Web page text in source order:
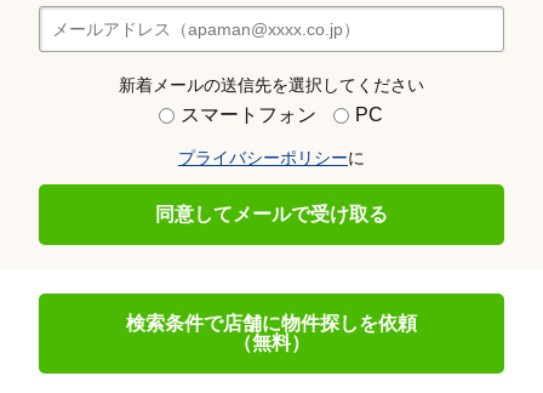
新着メールの送信先を選択してください
スマートフォン PC
プライバシーポリシーに
同意してメールで受け取る
検索条件で店舗に物件探しを依頼
（無料）